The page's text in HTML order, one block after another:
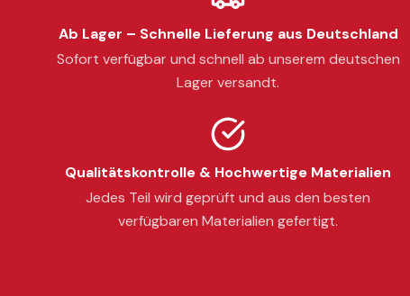
Ab Lager – Schnelle Lieferung aus Deutschland
Sofort verfügbar und schnell ab unserem deutschen
Lager versandt.
Qualitätskontrolle & Hochwertige Materialien
Jedes Teil wird geprüft und aus den besten
verfügbaren Materialien gefertigt.